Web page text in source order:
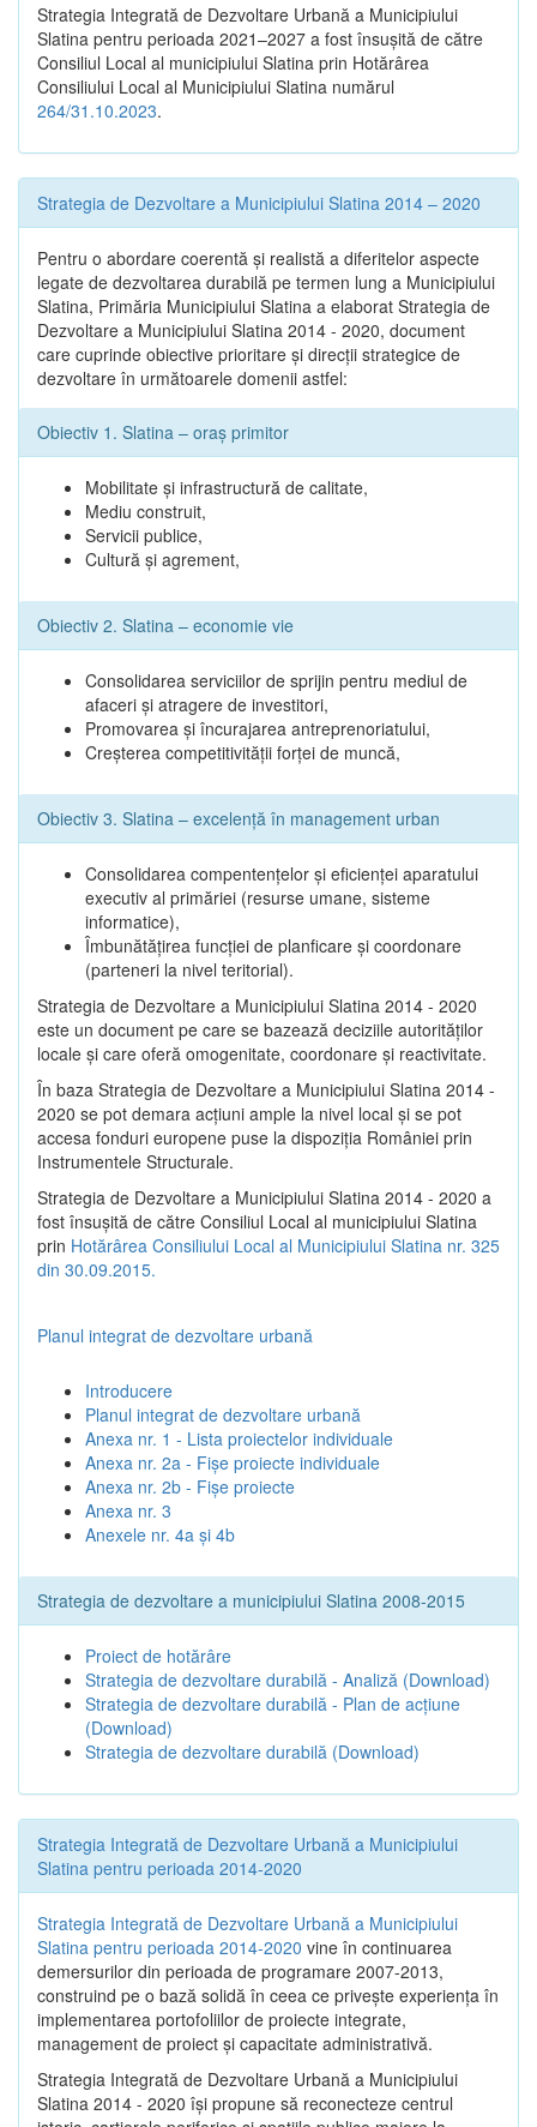
Strategia Integrată de Dezvoltare Urbană a Municipiului
Slatina pentru perioada 2021–2027 a fost însuşită de către
Consiliul Local al municipiului Slatina prin Hotărârea
Consiliului Local al Municipiului Slatina numărul
264/31.10.2023.
Strategia de Dezvoltare a Municipiului Slatina 2014 – 2020
Pentru o abordare coerentă şi realistă a diferitelor aspecte
legate de dezvoltarea durabilă pe termen lung a Municipiului
Slatina, Primăria Municipiului Slatina a elaborat Strategia de
Dezvoltare a Municipiului Slatina 2014 - 2020, document
care cuprinde obiective prioritare şi direcţii strategice de
dezvoltare în următoarele domenii astfel:
Obiectiv 1. Slatina – oraş primitor
Mobilitate şi infrastructură de calitate,
Mediu construit,
Servicii publice,
Cultură şi agrement,
Obiectiv 2. Slatina – economie vie
Consolidarea serviciilor de sprijin pentru mediul de
afaceri şi atragere de investitori,
Promovarea şi încurajarea antreprenoriatului,
Creşterea competitivităţii forţei de muncă,
Obiectiv 3. Slatina – excelenţă în management urban
Consolidarea compentenţelor şi eficienţei aparatului
executiv al primăriei (resurse umane, sisteme
informatice),
Îmbunătăţirea funcţiei de planficare şi coordonare
(parteneri la nivel teritorial).
Strategia de Dezvoltare a Municipiului Slatina 2014 - 2020
este un document pe care se bazează deciziile autorităţilor
locale şi care oferă omogenitate, coordonare şi reactivitate.
În baza Strategia de Dezvoltare a Municipiului Slatina 2014 -
2020 se pot demara acţiuni ample la nivel local şi se pot
accesa fonduri europene puse la dispoziţia României prin
Instrumentele Structurale.
Strategia de Dezvoltare a Municipiului Slatina 2014 - 2020 a
fost însuşită de către Consiliul Local al municipiului Slatina
prin Hotărârea Consiliului Local al Municipiului Slatina nr. 325
din 30.09.2015.
Planul integrat de dezvoltare urbană
Introducere
Planul integrat de dezvoltare urbană
Anexa nr. 1 - Lista proiectelor individuale
Anexa nr. 2a - Fișe proiecte individuale
Anexa nr. 2b - Fișe proiecte
Anexa nr. 3
Anexele nr. 4a și 4b
Strategia de dezvoltare a municipiului Slatina 2008-2015
Proiect de hotărâre
Strategia de dezvoltare durabilă - Analiză (Download)
Strategia de dezvoltare durabilă - Plan de acțiune
(Download)
Strategia de dezvoltare durabilă (Download)
Strategia Integrată de Dezvoltare Urbană a Municipiului
Slatina pentru perioada 2014-2020
Strategia Integrată de Dezvoltare Urbană a Municipiului
Slatina pentru perioada 2014-2020 vine în continuarea
demersurilor din perioada de programare 2007-2013,
construind pe o bază solidă în ceea ce priveşte experienţa în
implementarea portofoliilor de proiecte integrate,
management de proiect și capacitate administrativă.
Strategia Integrată de Dezvoltare Urbană a Municipiului
Slatina 2014 - 2020 își propune să reconecteze centrul